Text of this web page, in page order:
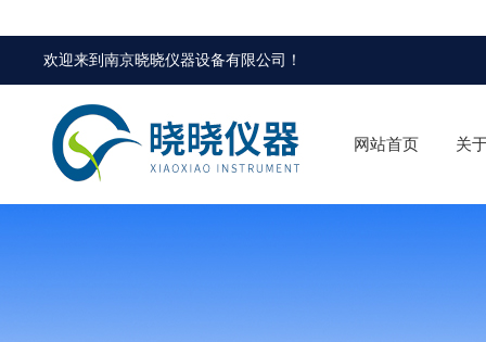
欢迎来到南京晓晓仪器设备有限公司 ！
网站首页 关